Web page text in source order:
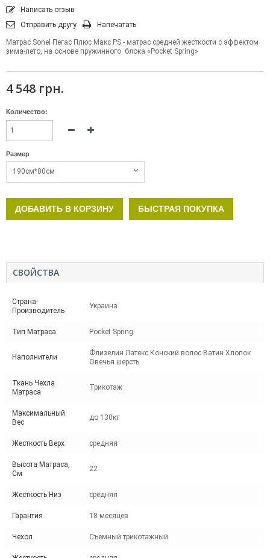
Написать отзыв
Отправить другу
Напечатать
Матрас Sonel Пегас Плюс Макс PS - матрас средней жесткости с эффектом
зима-лето, на основе пружинного блока «Pocket Spring»
4 548 грн.
Количество:
Размер
190см*80см
ДОБАВИТЬ В КОРЗИНУ БЫСТРАЯ ПОКУПКА
СВОЙСТВА
Страна-
Производитель
Украина
Тип Матраса Pocket Spring
Наполнители
Флизелин Латекс Конский волос Ватин Хлопок
Овечья шерсть
Ткань Чехла
Матраса
Трикотаж
Максимальный
Вес
до 130кг
Жесткость Верх средняя
Высота Матраса,
См
22
Жесткость Низ средняя
Гарантия 18 месяцев
Чехол Съемный трикотажный